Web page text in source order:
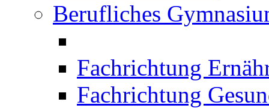
Berufliches
Fachrichtung
Fachrichtung